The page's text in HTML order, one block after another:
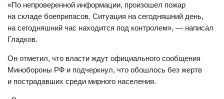
«По непроверенной информации, произошел пожар
на складе боеприпасов. Ситуация на сегодняшний день,
на сегодняшний час находится под контролем», — написал
Гладков.
Он отметил, что власти ждут официального сообщения
Минобороны РФ и подчеркнул, что обошлось без жертв
и пострадавших среди мирного населения.